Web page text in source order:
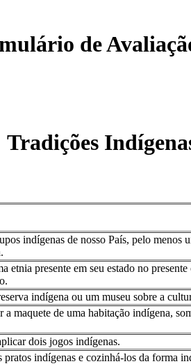
de
Tradições
indígenas de nosso País, pelo menos
etnia presente em seu estado no
indígena ou um museu sobre a
a maquete de uma habitação indígena,
dois jogos indígenas.
pratos indígenas e cozinhá-los da forma